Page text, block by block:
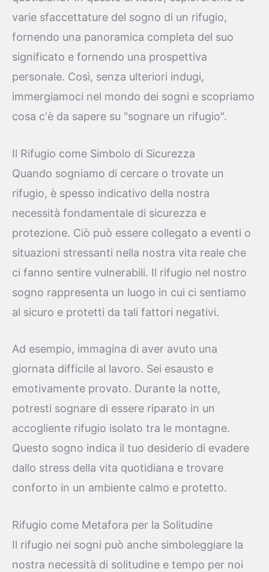
varie sfaccettature del sogno di un rifugio,
fornendo una panoramica completa del suo
significato e fornendo una prospettiva
personale. Così, senza ulteriori indugi,
immergiamoci nel mondo dei sogni e scopriamo
cosa c'è da sapere su "sognare un rifugio".
Il Rifugio come Simbolo di Sicurezza
Quando sogniamo di cercare o trovate un
rifugio, è spesso indicativo della nostra
necessità fondamentale di sicurezza e
protezione. Ciò può essere collegato a eventi o
situazioni stressanti nella nostra vita reale che
ci fanno sentire vulnerabili. Il rifugio nel nostro
sogno rappresenta un luogo in cui ci sentiamo
al sicuro e protetti da tali fattori negativi.
Ad esempio, immagina di aver avuto una
giornata difficile al lavoro. Sei esausto e
emotivamente provato. Durante la notte,
potresti sognare di essere riparato in un
accogliente rifugio isolato tra le montagne.
Questo sogno indica il tuo desiderio di evadere
dallo stress della vita quotidiana e trovare
conforto in un ambiente calmo e protetto.
Rifugio come Metafora per la Solitudine
Il rifugio nei sogni può anche simboleggiare la
nostra necessità di solitudine e tempo per noi